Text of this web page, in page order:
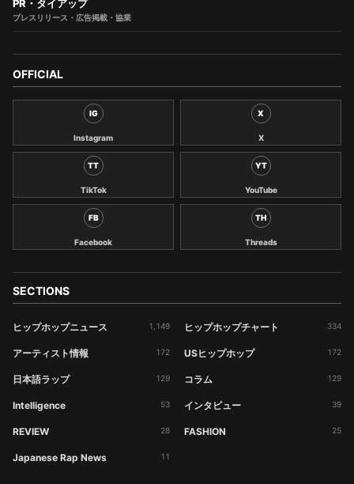
PR・タイアップ
プレスリリース・広告掲載・協業
OFFICIAL
IG
Instagram
X
X
TT
TikTok
YT
YouTube
FB
Facebook
TH
Threads
SECTIONS
ヒップホップニュース 1,149 ヒップホップチャート 334
アーティスト情報 172 USヒップホップ 172
日本語ラップ 129 コラム 129
Intelligence 53 インタビュー 39
REVIEW 28 FASHION 25
Japanese Rap News 11